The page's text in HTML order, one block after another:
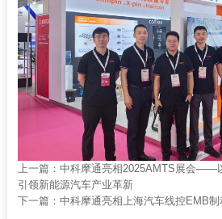
上一篇：中科摩通亮相2025AMTS展会——
引领新能源汽车产业革新
下一篇：中科摩通亮相上海汽车线控EMB制